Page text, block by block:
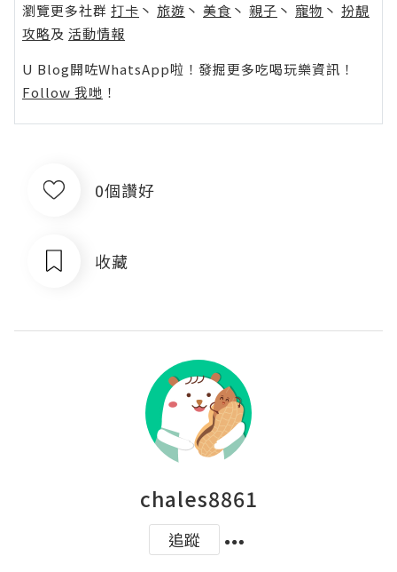
瀏覽更多社群 打卡 丶 旅遊 丶 美食 丶 親子 丶 寵物 丶 扮靚
攻略及 活動情報
U Blog開咗WhatsApp啦！發掘更多吃喝玩樂資訊！
Follow 我哋 ！
0個讚好
收藏
chales8861
追蹤